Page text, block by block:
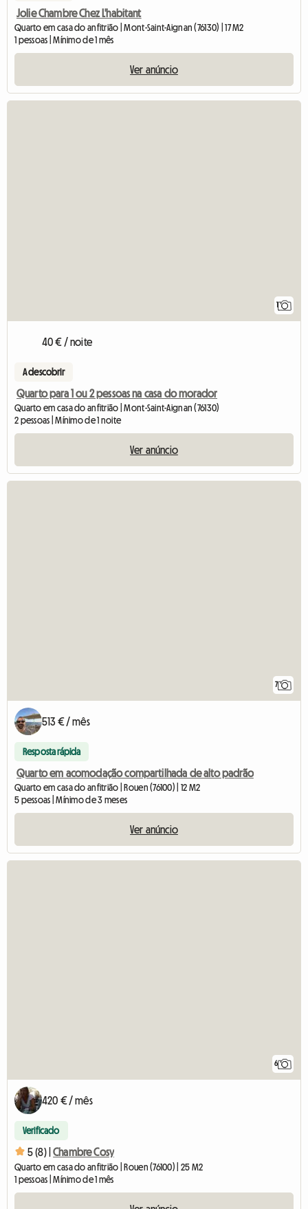
Jolie Chambre Chez L'habitant
Quarto em casa do anfitrião | Mont-Saint-Aignan (76130) | 17 M2
1 pessoas | Mínimo de 1 mês
Ver anúncio
40 € / noite
A descobrir
Quarto para 1 ou 2 pessoas na casa do morador
Quarto em casa do anfitrião | Mont-Saint-Aignan (76130)
2 pessoas | Mínimo de 1 noite
Ver anúncio
7
513 € / mês
Resposta rápida
Quarto em acomodação compartilhada de alto padrão
Quarto em casa do anfitrião | Rouen (76100) | 12 M2
5 pessoas | Mínimo de 3 meses
Ver anúncio
6
420 € / mês
Verificado
5 (8) | Chambre Cosy
Quarto em casa do anfitrião | Rouen (76100) | 25 M2
1 pessoas | Mínimo de 1 mês